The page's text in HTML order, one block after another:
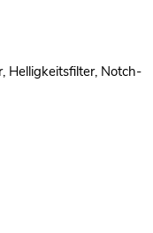
Helligkeitsfilter, Notch-